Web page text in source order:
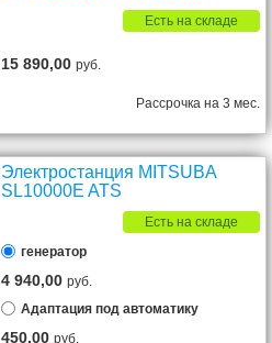
Есть на складе
15 890,00руб.
Рассрочка на 3 мес.
Электростанция MITSUBA
SL10000E ATS
Есть на складе
генератор
4 940,00руб.
Адаптация под автоматику
450,00руб.